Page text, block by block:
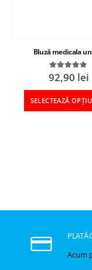
Bluză medicala
5.00out of 5
92,90 lei
SELECTEAZĂ
PLATĂ
Acum